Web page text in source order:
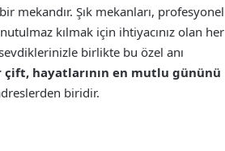
mekandır. Şık mekanları, profesyonel
kılmak için ihtiyacınız olan her
birlikte bu özel anı
çift, hayatlarının en mutlu gününü
biridir.